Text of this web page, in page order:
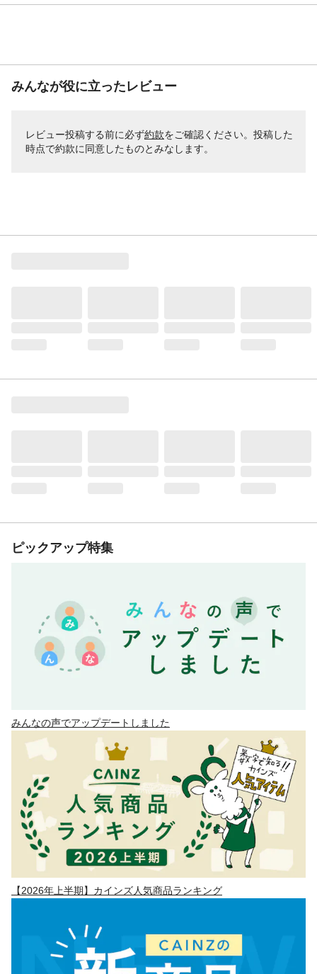
みんなが役に立ったレビュー
レビュー投稿する前に必ず約款をご確認ください。投稿した
時点で約款に同意したものとみなします。
ピックアップ特集
みんなの声でアップデートしました
【2026年上半期】カインズ人気商品ランキング